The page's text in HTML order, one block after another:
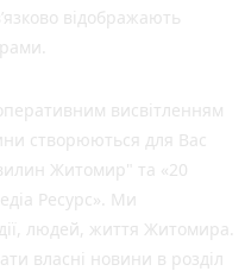
відображають
висвітленням
створюються для Вас
Житомир" та «20
Ресурс». Ми
людей, життя Житомира.
власні новини в розділ